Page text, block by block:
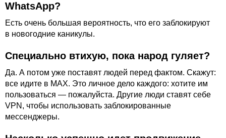
WhatsApp?
Есть очень большая вероятность, что его заблокируют
в новогодние каникулы.
Специально втихую, пока народ гуляет?
Да. А потом уже поставят людей перед фактом. Скажут:
все идите в MАХ. Это личное дело каждого: хотите им
пользоваться — пожалуйста. Другие люди ставят себе
VPN, чтобы использовать заблокированные
мессенджеры.